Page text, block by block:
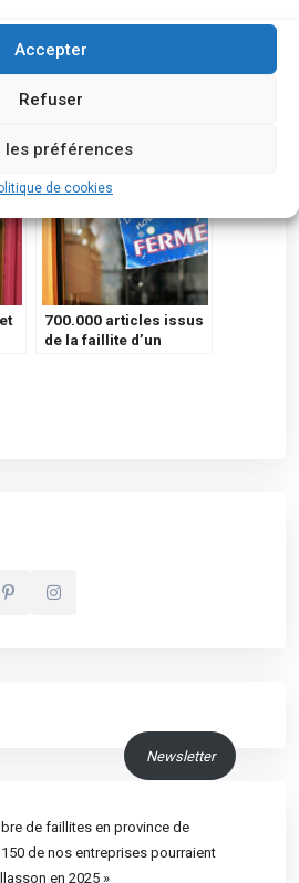
Accepter
Refuser
les préférences
de cookies
prononcées ces deux
janvier en Wallonie
700.000 articles issus
de la faillite d’un
Newsletter
de faillites en province de
de nos entreprises pourraient
en 2025 »